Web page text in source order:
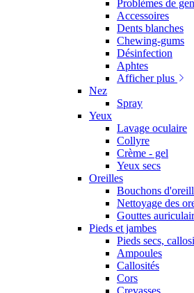
Problèmes de
Accessoires
Dents blanches
Chewing-gums
Désinfection
Aphtes
Afficher plus
Nez
Spray
Yeux
Lavage oculaire
Collyre
Crème - gel
Yeux secs
Oreilles
Bouchons
Nettoyage des
Gouttes
Pieds et jambes
Pieds secs,
Ampoules
Callosités
Cors
Crevasses